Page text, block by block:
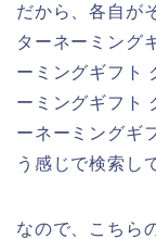
だから、各自が
ターネーミング
ーミングギフト
ーミングギフト
ーネーミングギ
う感じで検索し
なので、こちら